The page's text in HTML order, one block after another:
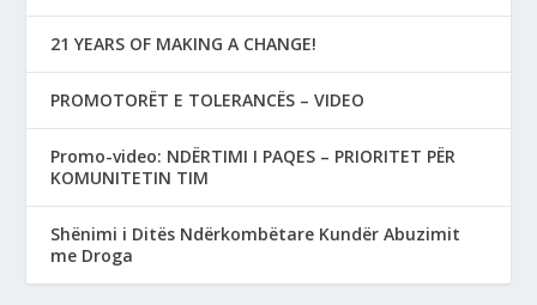
21 YEARS OF MAKING A CHANGE!
PROMOTORËT E TOLERANCËS – VIDEO
Promo-video: NDËRTIMI I PAQES – PRIORITET PËR
KOMUNITETIN TIM
Shënimi i Ditës Ndërkombëtare Kundër Abuzimit
me Droga